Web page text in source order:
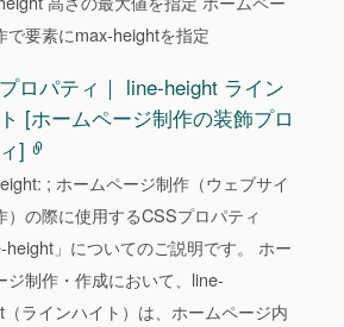
で要素にmax-heightを指定
ロパティ｜ line-height ライン
[ホームページ制作の装飾プロ
]
; ホームページ制作（ウェブサイ
）の際に使用するCSSプロパティ
height」についてのご説明です。 ホー
ジ制作・作成において、line-
ラインハイト）は、ホームページ内